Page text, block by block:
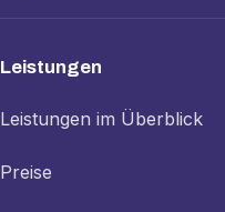
Leistungen
Leistungen im Überblick
Preise